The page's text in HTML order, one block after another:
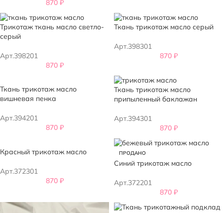
870 ₽
Трикотаж ткань масло светло-
серый
Арт.398201
870 ₽
Ткань трикотаж масло серый
Арт.398301
870 ₽
Ткань трикотаж масло
вишневая пенка
Арт.394201
870 ₽
Ткань трикотаж масло
припыленный баклажан
Арт.394301
870 ₽
Красный трикотаж масло
Арт.372301
870 ₽
ПРОДАНО
Синий трикотаж масло
Арт.372201
870 ₽